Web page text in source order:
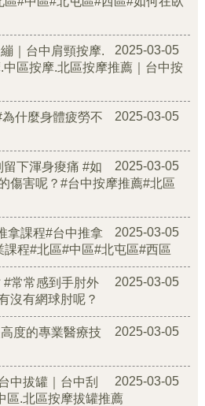
2025-03-05
｜台中肩頸按摩.
區按摩.北區按摩推薦｜台中按
2025-03-05
什麼身體疲勞不
2025-03-05
下渾身痠痛 #如
傷害呢？#台中按摩推薦#北區
2025-03-05
拿課程#台中推拿
程#北區#中區#北屯區#西區
2025-03-05
常常感到手肘外
沒有網球肘呢？
2025-03-05
度的專業醫療技
2025-03-05
中拔罐｜台中刮
區.北區按摩拔罐推薦